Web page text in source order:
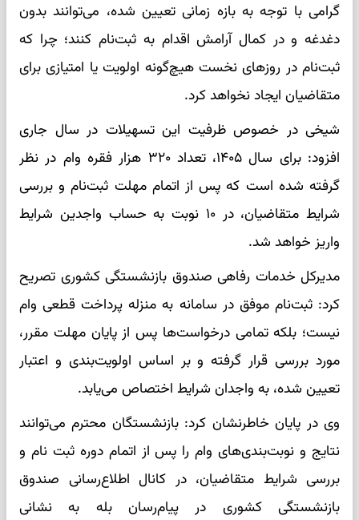
گرامی با توجه به بازه زمانی تعیین شده، می‌توانند بدون
دغدغه و در کمال آرامش اقدام به ثبت‌نام کنند؛ چرا که
ثبت‌نام در روزهای نخست هیچ‌گونه اولویت یا امتیازی برای
متقاضیان ایجاد نخواهد کرد.
شیخی در خصوص ظرفیت این تسهیلات در سال جاری
افزود: برای سال ۱۴۰۵، تعداد ۳۲۰ هزار فقره وام در نظر
گرفته شده است که پس از اتمام مهلت ثبت‌نام و بررسی
شرایط متقاضیان، در ۱۰ نوبت به حساب واجدین شرایط
واریز خواهد شد.
مدیرکل خدمات رفاهی صندوق بازنشستگی کشوری تصریح
کرد: ثبت‌نام موفق در سامانه به منزله پرداخت قطعی وام
نیست؛ بلکه تمامی درخواست‌ها پس از پایان مهلت مقرر،
مورد بررسی قرار گرفته و بر اساس اولویت‌بندی و اعتبار
تعیین شده، به واجدان شرایط اختصاص می‌یابد.
وی در پایان خاطرنشان کرد: بازنشستگان محترم می‌توانند
نتایج و نوبت‌بندی‌های وام را پس از اتمام دوره ثبت نام و
بررسی شرایط متقاضیان، در کانال اطلاع‌رسانی صندوق
بازنشستگی کشوری در پیام‌رسان بله به نشانی